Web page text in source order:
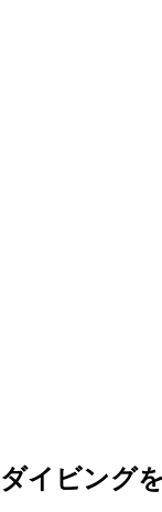
イビング